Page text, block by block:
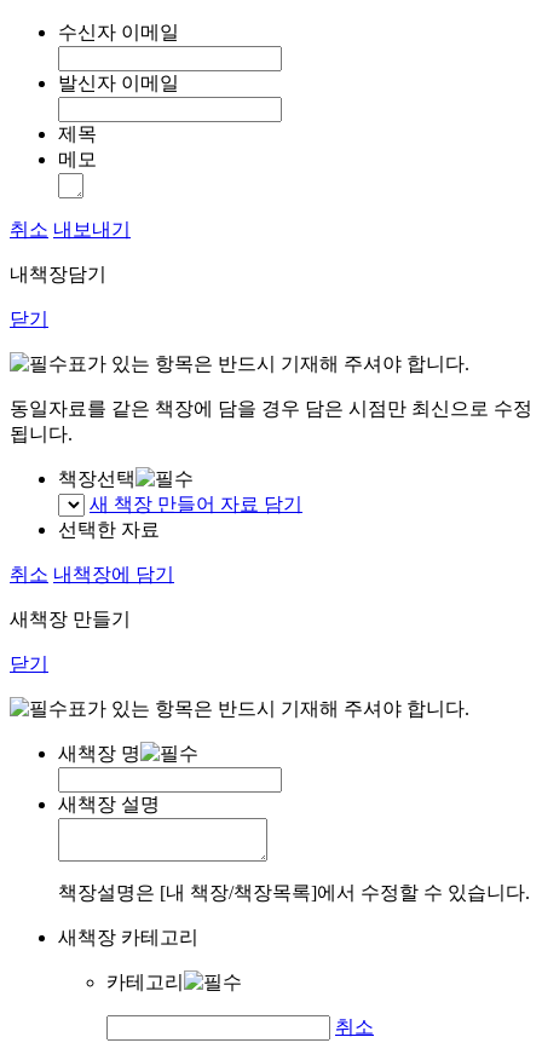
수신자 이메일
발신자 이메일
제목
메모
취소 내보내기
내책장담기
닫기
표가 있는 항목은 반드시 기재해 주셔야 합니다.
동일자료를 같은 책장에 담을 경우 담은 시점만 최신으로 수정
됩니다.
책장선택
새 책장 만들어 자료 담기
선택한 자료
취소 내책장에 담기
새책장 만들기
닫기
표가 있는 항목은 반드시 기재해 주셔야 합니다.
새책장 명
새책장 설명
책장설명은 [내 책장/책장목록]에서 수정할 수 있습니다.
새책장 카테고리
카테고리
취소